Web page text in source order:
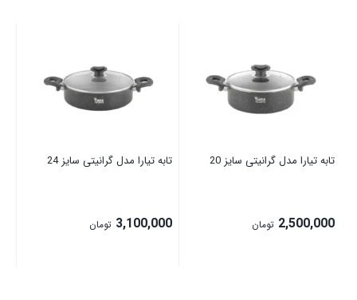
تابه تیارا مدل گرانیتی سایز 20
2,500,000 تومان
تابه تیارا مدل گرانیتی سایز 24
3,100,000 تومان